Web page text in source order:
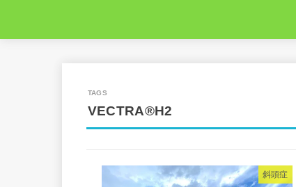
VECTRA®H2
斜頭症